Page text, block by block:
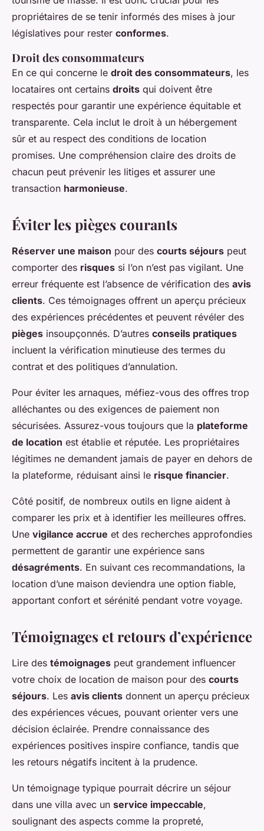
propriétaires de se tenir informés des mises à jour
législatives pour rester conformes.
Droit des consommateurs
En ce qui concerne le droit des consommateurs, les
locataires ont certains droits qui doivent être
respectés pour garantir une expérience équitable et
transparente. Cela inclut le droit à un hébergement
sûr et au respect des conditions de location
promises. Une compréhension claire des droits de
chacun peut prévenir les litiges et assurer une
transaction harmonieuse.
Éviter les pièges courants
Réserver une maison pour des courts séjours peut
comporter des risques si l’on n’est pas vigilant. Une
erreur fréquente est l’absence de vérification des avis
clients. Ces témoignages offrent un aperçu précieux
des expériences précédentes et peuvent révéler des
pièges insoupçonnés. D’autres conseils pratiques
incluent la vérification minutieuse des termes du
contrat et des politiques d’annulation.
Pour éviter les arnaques, méfiez-vous des offres trop
alléchantes ou des exigences de paiement non
sécurisées. Assurez-vous toujours que la plateforme
de location est établie et réputée. Les propriétaires
légitimes ne demandent jamais de payer en dehors de
la plateforme, réduisant ainsi le risque financier.
Côté positif, de nombreux outils en ligne aident à
comparer les prix et à identifier les meilleures offres.
Une vigilance accrue et des recherches approfondies
permettent de garantir une expérience sans
désagréments. En suivant ces recommandations, la
location d’une maison deviendra une option fiable,
apportant confort et sérénité pendant votre voyage.
Témoignages et retours d’expérience
Lire des témoignages peut grandement influencer
votre choix de location de maison pour des courts
séjours. Les avis clients donnent un aperçu précieux
des expériences vécues, pouvant orienter vers une
décision éclairée. Prendre connaissance des
expériences positives inspire confiance, tandis que
les retours négatifs incitent à la prudence.
Un témoignage typique pourrait décrire un séjour
dans une villa avec un service impeccable,
soulignant des aspects comme la propreté,